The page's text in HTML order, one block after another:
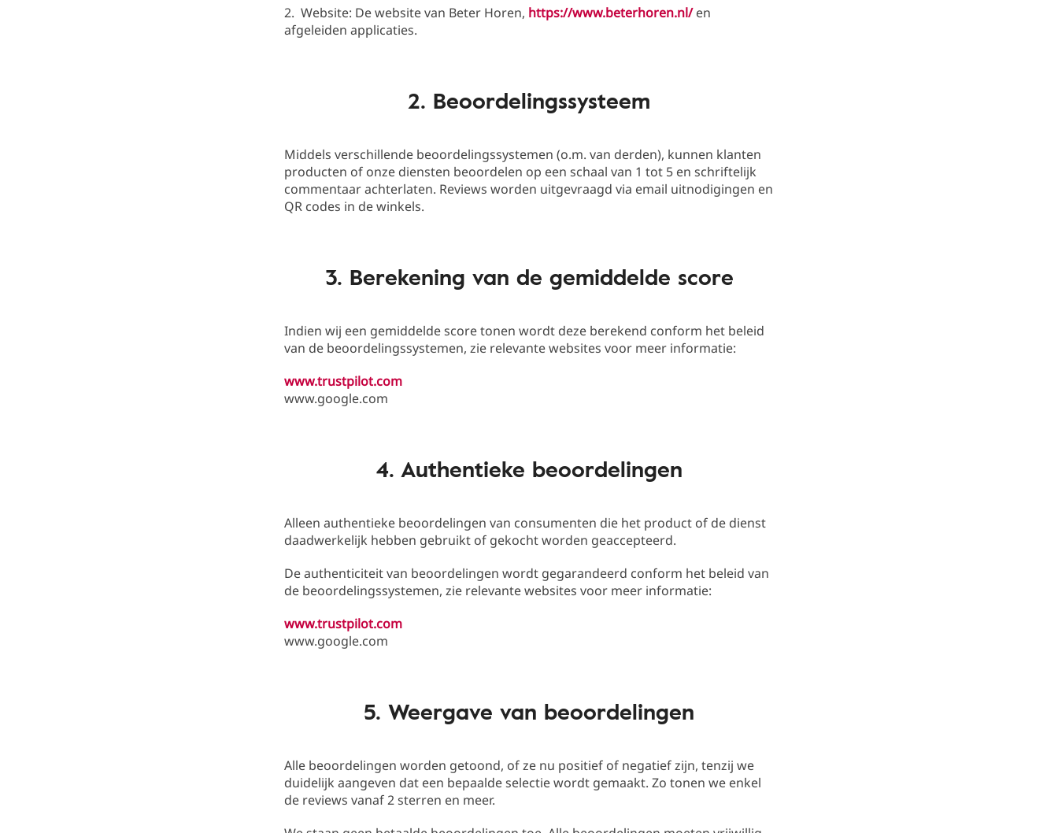
2. Website: De website van Beter Horen, https://www.beterhoren.nl/en
afgeleiden applicaties.
2. Beoordelingssysteem
Middels verschillende beoordelingssystemen (o.m. van derden), kunnen klanten
producten of onze diensten beoordelen op een schaal van 1 tot 5 en schriftelijk
commentaar achterlaten. Reviews worden uitgevraagd via email uitnodigingen en
QR codes in de winkels.
3. Berekening van de gemiddelde score
Indien wij een gemiddelde score tonen wordt deze berekend conform het beleid
van de beoordelingssystemen, zie relevante websites voor meer informatie:
www.trustpilot.com
www.google.com
4. Authentieke beoordelingen
Alleen authentieke beoordelingen van consumenten die het product of de dienst
daadwerkelijk hebben gebruikt of gekocht worden geaccepteerd.
De authenticiteit van beoordelingen wordt gegarandeerd conform het beleid van
de beoordelingssystemen, zie relevante websites voor meer informatie:
www.trustpilot.com
www.google.com
5. Weergave van beoordelingen
Alle beoordelingen worden getoond, of ze nu positief of negatief zijn, tenzij we
duidelijk aangeven dat een bepaalde selectie wordt gemaakt. Zo tonen we enkel
de reviews vanaf 2 sterren en meer.